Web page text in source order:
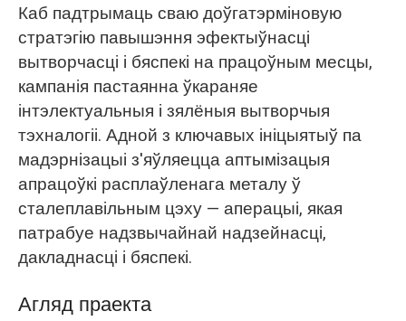
Каб падтрымаць сваю доўгатэрміновую
стратэгію павышэння эфектыўнасці
вытворчасці і бяспекі на працоўным месцы,
кампанія пастаянна ўкараняе
інтэлектуальныя і зялёныя вытворчыя
тэхналогіі. Адной з ключавых ініцыятыў па
мадэрнізацыі з'яўляецца аптымізацыя
апрацоўкі расплаўленага металу ў
сталеплавільным цэху — аперацыі, якая
патрабуе надзвычайнай надзейнасці,
дакладнасці і бяспекі.
Агляд праекта